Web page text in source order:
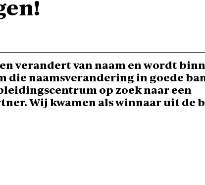
verandert van naam en wordt
die naamsverandering in goede
op zoek naar een
Wij kwamen als winnaar uit de